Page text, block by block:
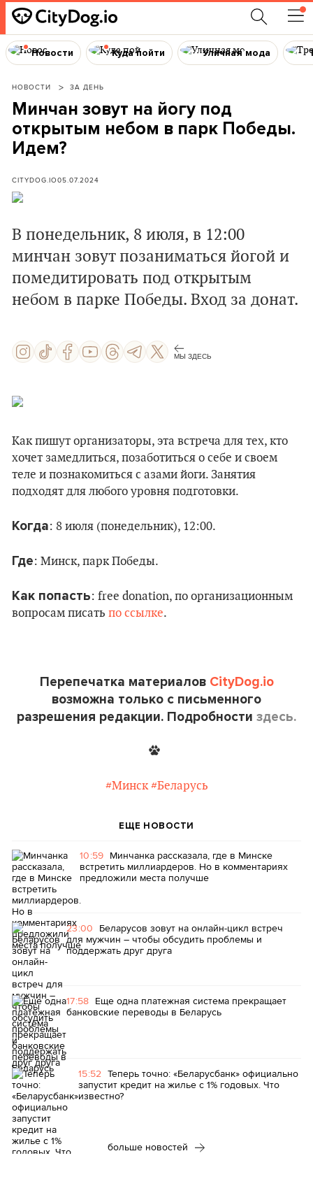
Новости Куда пойти Уличная мода
НОВОСТИ ЗА ДЕНЬ
Минчан зовут на йогу под
открытым небом в парк Победы.
Идем?
CITYDOG.IO05.07.2024
В понедельник, 8 июля, в 12:00
минчан зовут позаниматься йогой и
помедитировать под открытым
небом в парке Победы. Вход за донат.
МЫ ЗДЕСЬ
Как пишут организаторы, эта встреча для тех, кто
хочет замедлиться, позаботиться о себе и своем
теле и познакомиться с азами йоги. Занятия
подходят для любого уровня подготовки.
Когда: 8 июля (понедельник), 12:00.
Где: Минск, парк Победы.
Как попасть: free donation, по организационным
вопросам писать по ссылке.
Перепечатка материалов CityDog.io
возможна только с письменного
разрешения редакции. Подробности здесь.
#Минск #Беларусь
ЕЩЕ НОВОСТИ
10:59 Минчанка рассказала, где в Минске
встретить миллиардеров. Но в комментариях
предложили места получше
23:00 Беларусов зовут на онлайн-цикл встреч
для мужчин – чтобы обсудить проблемы и
поддержать друг друга
17:58 Еще одна платежная система прекращает
банковские переводы в Беларусь
15:52 Теперь точно: «Беларусбанк» официально
запустит кредит на жилье с 1% годовых. Что
известно?
больше новостей